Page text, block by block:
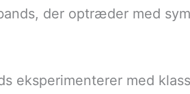
der optræder med
eksperimenterer med